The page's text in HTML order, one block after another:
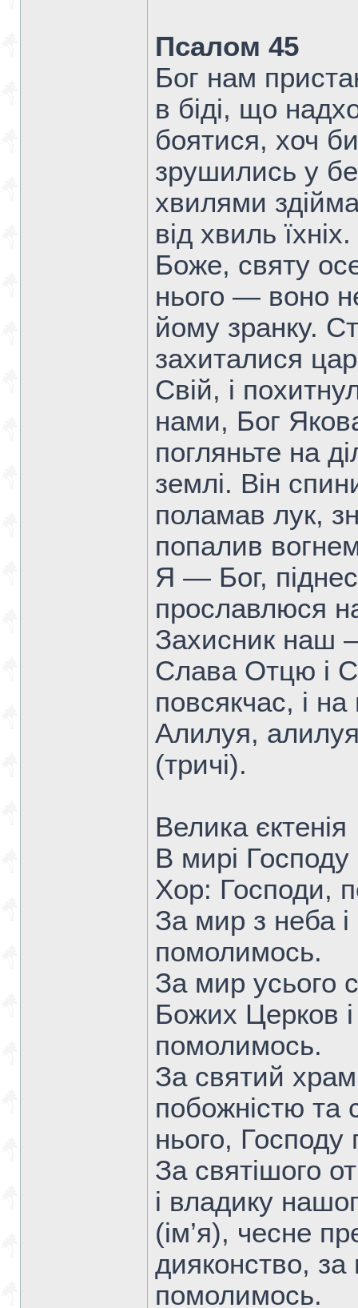
Псалом 45
Бог нам
в біді, що
боятися, хоч
зрушились у
хвилями
від хвиль
Боже, святу
нього — воно
йому зранку.
захиталися
Свій, і
нами, Бог
погляньте на
землі. Він
поламав лук,
попалив
Я — Бог,
прославлюся
Захисник наш
Слава Отцю і
повсякчас, і на
Алилуя,
(тричі).
Велика єктенія
В мирі
Хор: Господи,
За мир з неба
помолимось.
За мир усього
Божих Церков і
помолимось.
За святий
побожністю та
нього,
За святішого
і владику
(ім’я), чесне
дияконство, за
помолимось.